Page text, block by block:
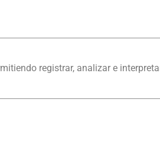
registrar, analizar e